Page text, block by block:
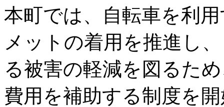
本町では、自転車を利
メットの着用を推進し
る被害の軽減を図るた
費用を補助する制度を